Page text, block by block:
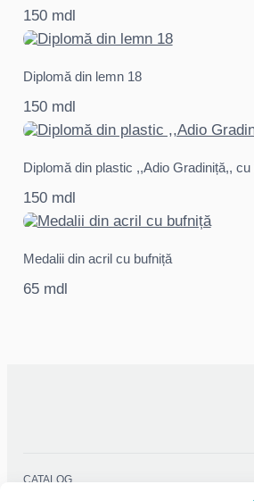
150 mdl
Diplomă din lemn 18
150 mdl
Diplomă din plastic ,,Adio Gradiniță,, cu
150 mdl
Medalii din acril cu bufniță
65 mdl
CATALOG